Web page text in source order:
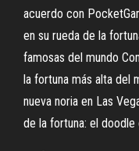
acuerdo con
en su rueda de la
famosas del mundo
la fortuna más alta del
nueva noria en Las
de la fortuna: el doodle